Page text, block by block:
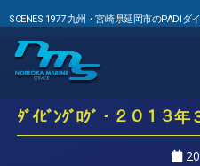
SCENES 1977 九州・宮崎県延岡市のPADIダ
ﾀﾞｲﾋﾞﾝｸﾞﾛｸﾞ・２０１３年